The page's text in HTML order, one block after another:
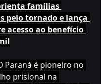
famílias
pelo tornado e lança
acesso ao benefício
Paraná é pioneiro no
prisional na